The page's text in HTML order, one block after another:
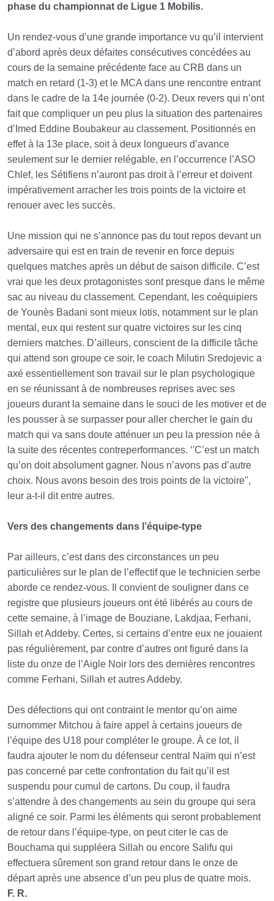
phase du championnat de Ligue 1 Mobilis.
Un rendez-vous d’une grande importance vu qu’il intervient
d’abord après deux défaites consécutives concédées au
cours de la semaine précédente face au CRB dans un
match en retard (1-3) et le MCA dans une rencontre entrant
dans le cadre de la 14e journée (0-2). Deux revers qui n’ont
fait que compliquer un peu plus la situation des partenaires
d’Imed Eddine Boubakeur au classement. Positionnés en
effet à la 13e place, soit à deux longueurs d’avance
seulement sur le dernier relégable, en l’occurrence l’ASO
Chlef, les Sétifiens n’auront pas droit à l’erreur et doivent
impérativement arracher les trois points de la victoire et
renouer avec les succès.
Une mission qui ne s’annonce pas du tout repos devant un
adversaire qui est en train de revenir en force depuis
quelques matches après un début de saison difficile. C’est
vrai que les deux protagonistes sont presque dans le même
sac au niveau du classement. Cependant, les coéquipiers
de Younès Badani sont mieux lotis, notamment sur le plan
mental, eux qui restent sur quatre victoires sur les cinq
derniers matches. D’ailleurs, conscient de la difficile tâche
qui attend son groupe ce soir, le coach Milutin Sredojevic a
axé essentiellement son travail sur le plan psychologique
en se réunissant à de nombreuses reprises avec ses
joueurs durant la semaine dans le souci de les motiver et de
les pousser à se surpasser pour aller chercher le gain du
match qui va sans doute atténuer un peu la pression née à
la suite des récentes contreperformances. ‘'C’est un match
qu’on doit absolument gagner. Nous n’avons pas d’autre
choix. Nous avons besoin des trois points de la victoire'',
leur a-t-il dit entre autres.
Vers des changements dans l’équipe-type
Par ailleurs, c’est dans des circonstances un peu
particulières sur le plan de l’effectif que le technicien serbe
aborde ce rendez-vous. Il convient de souligner dans ce
registre que plusieurs joueurs ont été libérés au cours de
cette semaine, à l’image de Bouziane, Lakdjaa, Ferhani,
Sillah et Addeby. Certes, si certains d’entre eux ne jouaient
pas régulièrement, par contre d’autres ont figuré dans la
liste du onze de l’Aigle Noir lors des dernières rencontres
comme Ferhani, Sillah et autres Addeby.
Des défections qui ont contraint le mentor qu’on aime
surnommer Mitchou à faire appel à certains joueurs de
l’équipe des U18 pour compléter le groupe. À ce lot, il
faudra ajouter le nom du défenseur central Naïm qui n’est
pas concerné par cette confrontation du fait qu’il est
suspendu pour cumul de cartons. Du coup, il faudra
s’attendre à des changements au sein du groupe qui sera
aligné ce soir. Parmi les éléments qui seront probablement
de retour dans l’équipe-type, on peut citer le cas de
Bouchama qui suppléera Sillah ou encore Salifu qui
effectuera sûrement son grand retour dans le onze de
départ après une absence d’un peu plus de quatre mois.
F. R.